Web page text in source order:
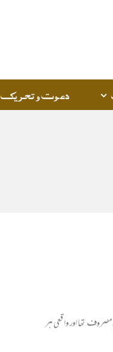
دعوت و تحریک
تھا اور واقعی ہر